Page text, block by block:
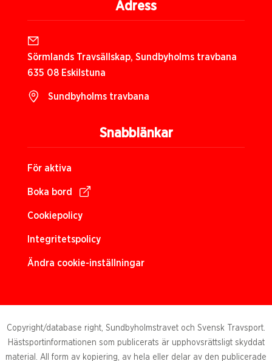
Snabblänkar
För aktiva
Boka bord
Cookiepolicy
Integritetspolicy
Ändra cookie-inställningar
Adress
Sörmlands Travsällskap, Sundbyholms travbana
635 08 Eskilstuna
Sundbyholms travbana
Copyright/database right, Sundbyholmstravet och Svensk Travsport.
Hästsportinformationen som publicerats är upphovsrättsligt skyddat
material. All form av kopiering, av hela eller delar av den publicerade